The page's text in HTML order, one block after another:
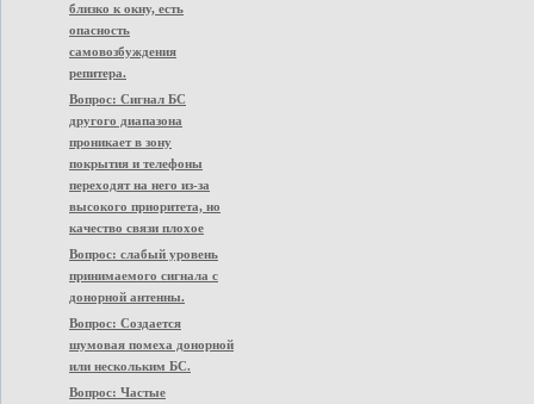
близко к окну, есть
опасность
самовозбуждения
репитера.
Вопрос: Сигнал БС
другого диапазона
проникает в зону
покрытия и телефоны
переходят на него из-за
высокого приоритета, но
качество связи плохое
Вопрос: слабый уровень
принимаемого сигнала с
донорной антенны.
Вопрос: Создается
шумовая помеха донорной
или нескольким БС.
Вопрос: Частые